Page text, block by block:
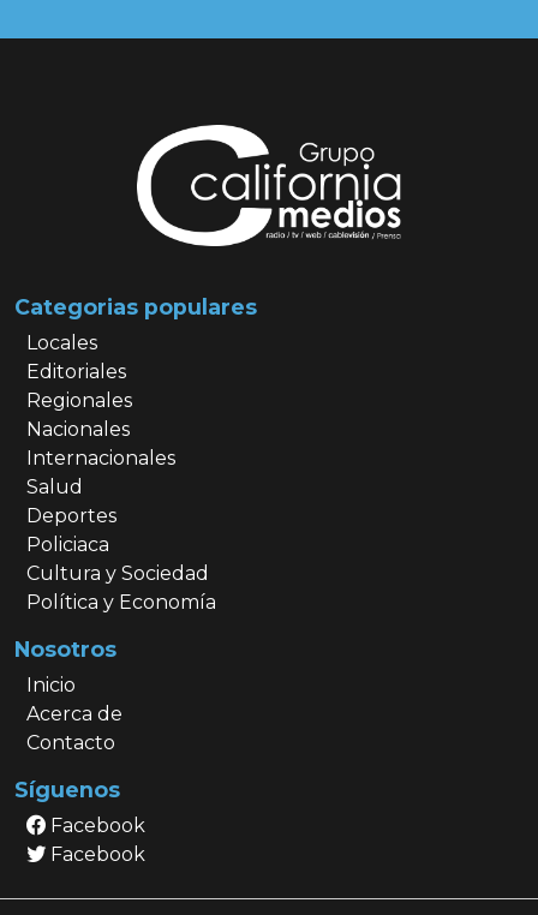
Categorias populares
Locales
Editoriales
Regionales
Nacionales
Internacionales
Salud
Deportes
Policiaca
Cultura y Sociedad
Política y Economía
Nosotros
Inicio
Acerca de
Contacto
Síguenos
Facebook
Facebook